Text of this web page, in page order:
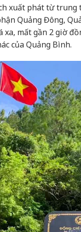
xuất phát từ
Quảng Đông,
xa, mất gần 2 giờ
của Quảng Bình.